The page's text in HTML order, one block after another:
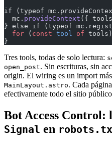
if (typeof
  mc.
provideContext ({
} else if (typeof
  for
( const tool of tools)
}
Tres tools, todas de solo lectura:
open_post. Sin escrituras, sin
origin. El wiring es un import
MainLayout.astro. Cada
efectivamente todo el sitio
Bot Access Control:
Signal en